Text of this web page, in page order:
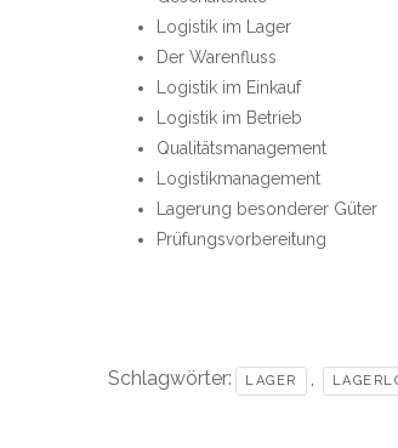
Logistik im Lager
Der Warenfluss
Logistik im Einkauf
Logistik im Betrieb
Qualitätsmanagement
Logistikmanagement
Lagerung besonderer Güter
Prüfungsvorbereitung
Schlagwörter: LAGER ,